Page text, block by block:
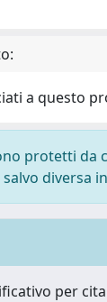
a questo
protetti da
diversa
per